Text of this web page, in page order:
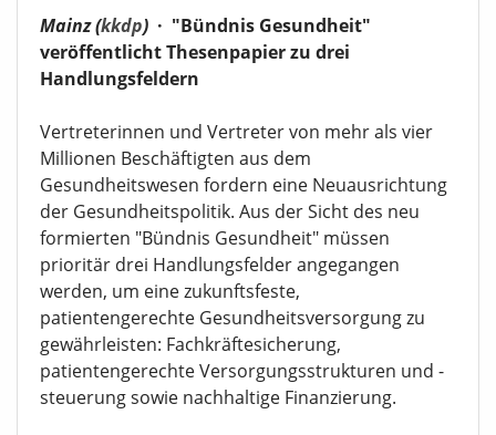
Mainz (kkdp) · "Bündnis Gesundheit"
veröffentlicht Thesenpapier zu drei
Handlungsfeldern
Vertreterinnen und Vertreter von mehr als vier
Millionen Beschäftigten aus dem
Gesundheitswesen fordern eine Neuausrichtung
der Gesundheitspolitik. Aus der Sicht des neu
formierten "Bündnis Gesundheit" müssen
prioritär drei Handlungsfelder angegangen
werden, um eine zukunftsfeste,
patientengerechte Gesundheitsversorgung zu
gewährleisten: Fachkräftesicherung,
patientengerechte Versorgungsstrukturen und -
steuerung sowie nachhaltige Finanzierung.